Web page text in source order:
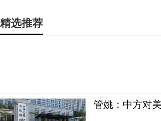
精选推荐
管姚：中方对